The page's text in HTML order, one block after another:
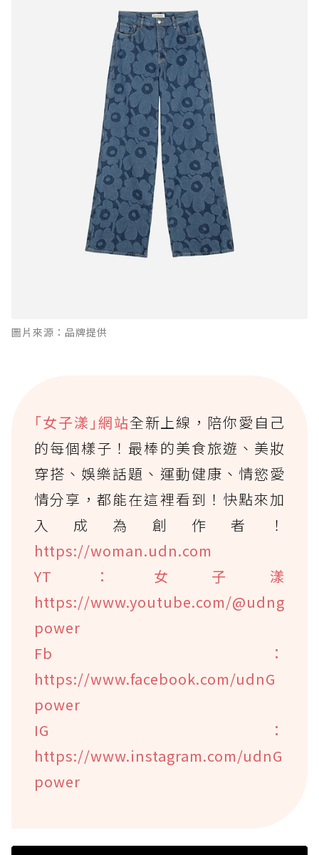
圖片來源：品牌提供
｢女子漾｣網站全新上線，陪你愛自己
的每個樣子！最棒的美食旅遊、美妝
穿搭、娛樂話題、運動健康、情慾愛
情分享，都能在這裡看到！快點來加
入成為創作者！
https://woman.udn.com
YT：女子漾
https://www.youtube.com/@udng
power
Fb：
https://www.facebook.com/udnG
power
IG：
https://www.instagram.com/udnG
power